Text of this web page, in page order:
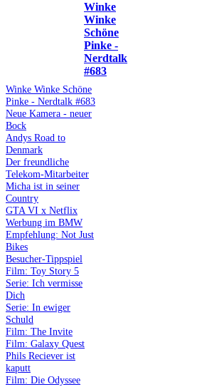
Winke
Winke
Schöne
Pinke -
Nerdtalk
#683
Winke Winke Schöne
Pinke - Nerdtalk #683
Neue Kamera - neuer
Bock
Andys Road to
Denmark
Der freundliche
Telekom-Mitarbeiter
Micha ist in seiner
Country
GTA VI x Netflix
Werbung im BMW
Empfehlung: Not Just
Bikes
Besucher-Tippspiel
Film: Toy Story 5
Serie: Ich vermisse
Dich
Serie: In ewiger
Schuld
Film: The Invite
Film: Galaxy Quest
Phils Reciever ist
kaputt
Film: Die Odyssee